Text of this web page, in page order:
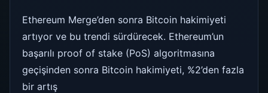
Ethereum Merge’den sonra Bitcoin hakimiyeti
artıyor ve bu trendi sürdürecek. Ethereum’un
başarılı proof of stake (PoS) algoritmasına
geçişinden sonra Bitcoin hakimiyeti, %2’den fazla
bir artış